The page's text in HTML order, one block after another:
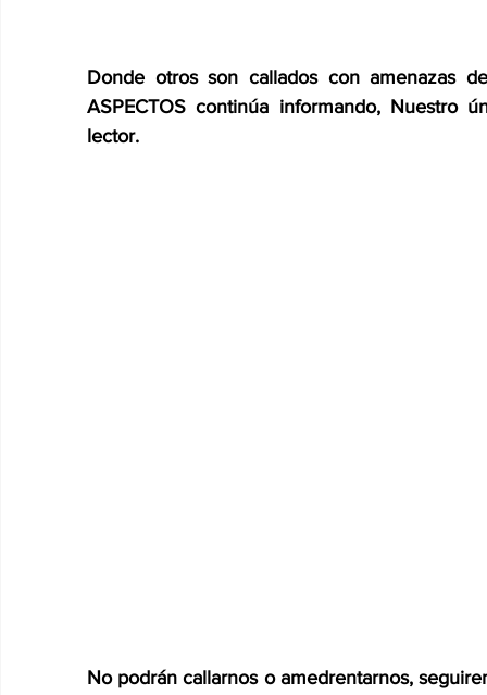
Donde otros son callados con amenazas
ASPECTOS continúa informando,
lector.
No podrán callarnos o amedrentarnos,